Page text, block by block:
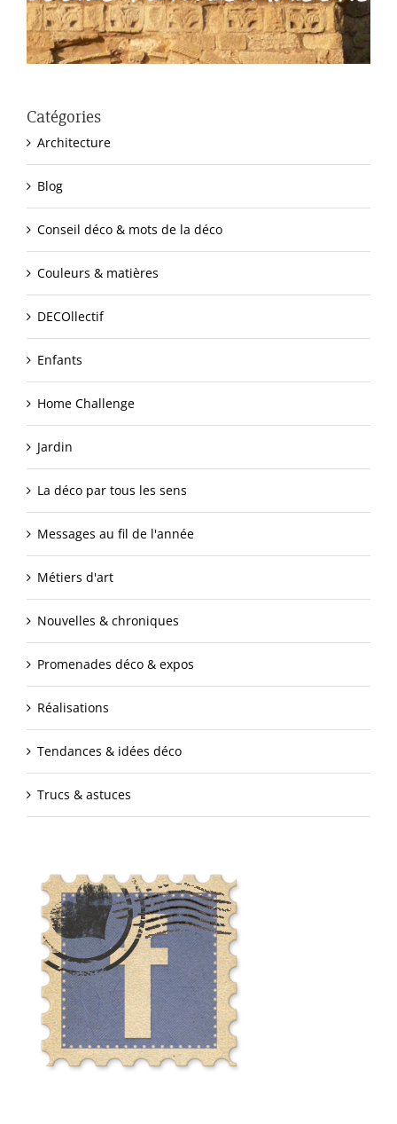
Catégories
Architecture
Blog
Conseil déco & mots de la déco
Couleurs & matières
DECOllectif
Enfants
Home Challenge
Jardin
La déco par tous les sens
Messages au fil de l'année
Métiers d'art
Nouvelles & chroniques
Promenades déco & expos
Réalisations
Tendances & idées déco
Trucs & astuces